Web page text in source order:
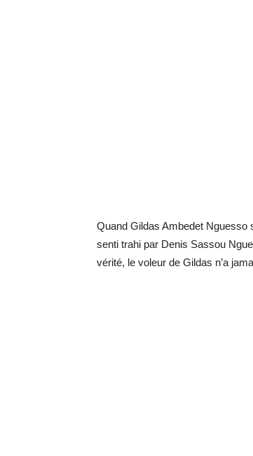
Quand Gildas Ambedet Nguesso
senti trahi par Denis Sassou
vérité, le voleur de Gildas n’a